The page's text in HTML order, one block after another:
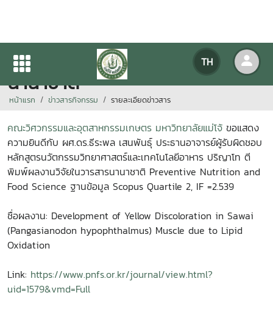
TH
ตีพิมพ์ผลงานวิจัยในวารสาร
นานาชาติ
หน้าแรก ข่าวสารกิจกรรม รายละเอียดข่าวสาร
คณะวิศวกรรมและอุตสาหกรรมเกษตร มหาวิทยาลัยแม่โจ้ ขอแสดง
ความยินดีกับ ผศ.ดร.ธีระพล เสนพันธุ์ ประธานอาจารย์ผู้รับผิดชอบ
หลักสูตรนวัตกรรมวิทยาศาสตร์และเทคโนโลยีอาหาร ปริญาโท ตี
พิมพ์ผลงานวิจัยในวารสารนานาชาติ Preventive Nutrition and
Food Science ฐานข้อมูล Scopus Quartile 2, IF =2.539
ชื่อผลงาน: Development of Yellow Discoloration in Sawai
(Pangasianodon hypophthalmus) Muscle due to Lipid
Oxidation
Link: https://www.pnfs.or.kr/journal/view.html?
uid=1579&vmd=Full